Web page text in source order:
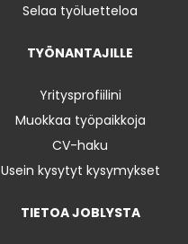
Selaa työluetteloa
TYÖNANTAJILLE
Yritysprofiilini
Muokkaa työpaikkoja
CV-haku
Usein kysytyt kysymykset
TIETOA JOBLYSTA